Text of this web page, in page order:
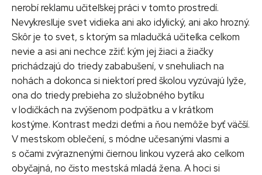
nerobí reklamu učiteľskej práci v tomto prostredí.
Nevykresľuje svet vidieka ani ako idylický, ani ako hrozný.
Skôr je to svet, s ktorým sa mladučká učiteľka celkom
nevie a asi ani nechce zžiť: kým jej žiaci a žiačky
prichádzajú do triedy zababušení, v snehuliach na
nohách a dokonca si niektorí pred školou vyzúvajú lyže,
ona do triedy prebieha zo služobného bytíku
v lodičkách na zvýšenom podpätku a v krátkom
kostýme. Kontrast medzi deťmi a ňou nemôže byť väčší.
V mestskom oblečení, s módne učesanými vlasmi a
s očami zvýraznenými čiernou linkou vyzerá ako celkom
obyčajná, no čisto mestská mladá žena. A hoci si